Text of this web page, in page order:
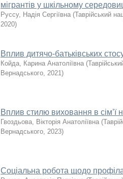
мігрантів у шкільному
Руссу, Надія Сергіївна (Таврійський
2020)
Вплив дитячо-батьківських
Койда, Карина Анатоліївна (
Вернадського, 2021)
Вплив стилю виховання в сім’ї
Гвоздьова, Вікторія Анатоліївна (
Вернадського, 2023)
Соціальна робота щодо